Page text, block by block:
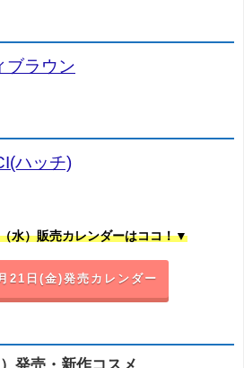
ラウン
ハッチ)
水）販売カレンダーはココ！▼
日(金)発売カレンダー
発売・新作コスメ